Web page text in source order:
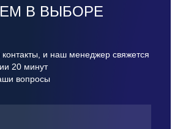
В ВЫБОРЕ
и наш менеджер свяжется
20 минут
вопросы